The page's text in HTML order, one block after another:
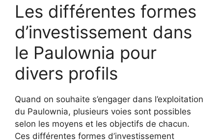
Les différentes formes
d’investissement dans
le Paulownia pour
divers profils
Quand on souhaite s’engager dans l’exploitation
du Paulownia, plusieurs voies sont possibles
selon les moyens et les objectifs de chacun.
Ces différentes formes d’investissement